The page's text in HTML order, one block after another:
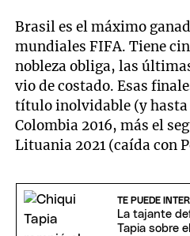
Brasil es el máximo
mundiales FIFA. Tiene
nobleza obliga, las
vio de costado. Esas
título inolvidable (y hasta
Colombia 2016, más el
Lituania 2021 (caída con
TE PUEDE
La tajante
Tapia sobre